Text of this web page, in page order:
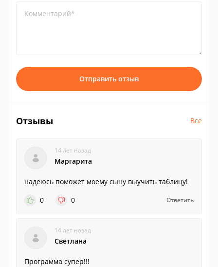
Комментарий*
Отправить отзыв
Отзывы Все
14 лет назад
Маргарита
надеюсь поможет моему сыну выучить таблицу!
0
0 Ответить
14 лет назад
Светлана
Программа супер!!!